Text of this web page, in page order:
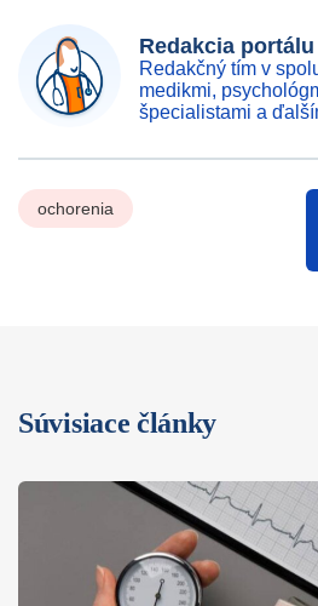
Redakcia
Redakčný tím v
medikmi,
špecialistami a
ochorenia
Súvisiace články